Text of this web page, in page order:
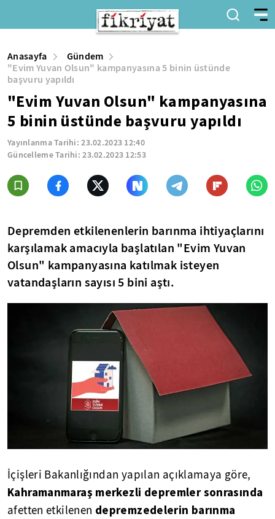
Anasayfa
Gündem
"Evim Yuvan Olsun" kampanyasına 5 binin üstünde
başvuru yapıldı
"Evim Yuvan Olsun" kampanyasına
5 binin üstünde başvuru yapıldı
Yayınlanma Tarihi:23.02.2023 12:40
Güncelleme Tarihi:23.02.2023 12:53
Depremden etkilenenlerin barınma ihtiyaçlarını
karşılamak amacıyla başlatılan "Evim Yuvan
Olsun" kampanyasına katılmak isteyen
vatandaşların sayısı 5 bini aştı.
İçişleri Bakanlığından yapılan açıklamaya göre,
Kahramanmaraş merkezli depremler sonrasında
afetten etkilenen depremzedelerin barınma